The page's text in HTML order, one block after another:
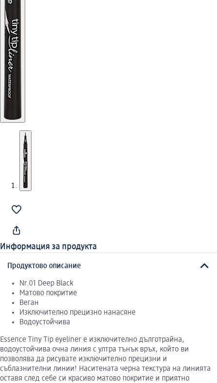
Информация за продукта
Продуктово описание
Nr.01 Deep Black
Матово покритие
Веган
Изключително прецизно нанасяне
Водоустойчива
Essence Tiny Tip eyeliner е изключително дълготрайна,
водоустойчива очна линия с ултра тънък връх, който ви
позволява да рисувате изключително прецизни и
съблазнителни линии! Наситената черна текстура на линията
оставя след себе си красиво матово покритие и приятно